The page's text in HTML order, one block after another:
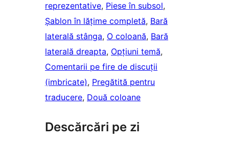
reprezentative, Piese în subsol
Șablon în lățime completă, Bară
laterală stânga, O coloană, Bară
laterală dreapta, Opțiuni temă
Comentarii pe fire de discuții
(imbricate), Pregătită pentru
traducere, Două coloane
Descărcări pe zi